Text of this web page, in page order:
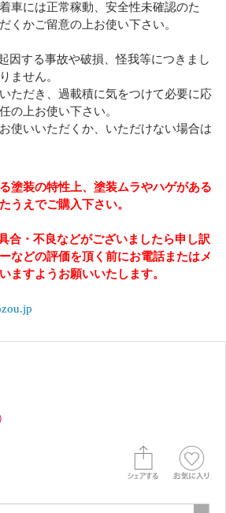
車には正常稼動、安全性未確認のた
くかご留意の上お使い下さい。
因する事故や破損、怪我等につきまし
ません。
ただき、過載積に気をつけて必要に応
の上お使い下さい。
使いいただくか、いただけない場合は
塗装の特性上、塗装ムラやハゲがある
うえでご購入下さい。
合・不良などがございましたら申し訳
などの評価を頂く前にお電話またはメ
ますようお願いいたします。